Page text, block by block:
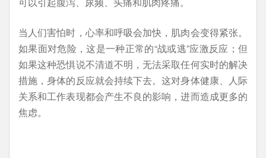
当人们害怕时，心率和呼吸会加快，肌肉会变得紧张。
如果面对危险，这是一种正常的“战或逃”应激反应；但
如果这种恐惧说不清道不明，无法采取任何实时的解决
措施，身体的反应就会持续下去。这对身体健康、人际
关系和工作表现都会产生不良的影响，进而造成更多的
焦虑。